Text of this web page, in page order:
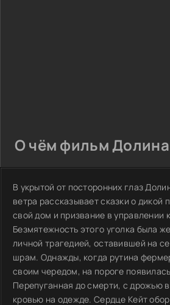
О чём фильм
В укрытой от посторонних глаз
ветра рассказывает сказки о дикой
свой дом и призвание в управлении
Безмятежность этого уголка была
личной трагедией, оставившей на
шрам. Однажды, когда рутина
своим чередом, на пороге
Перепуганная до смерти, с дрожью
кровью на одежде. Сердце Кейт